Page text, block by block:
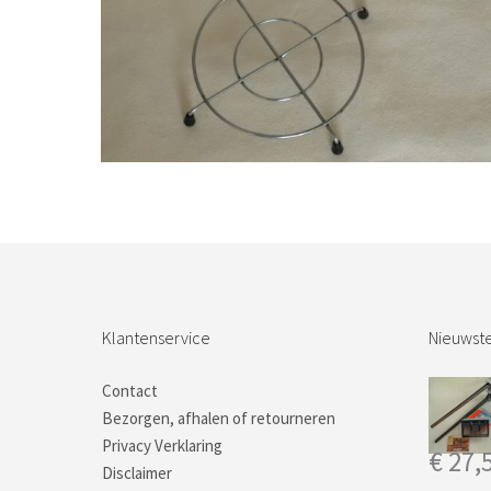
Klantenservice
Contact
Bezorgen, afhalen of retourneren
Privacy Verklaring
Disclaimer
€